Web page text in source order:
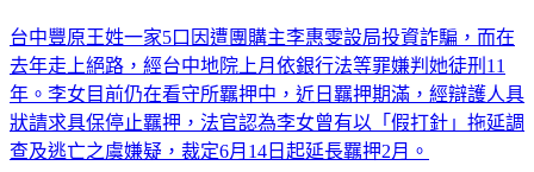
台中豐原王姓一家5口因遭團購主李惠雯設局投資詐騙，而在
去年走上絕路，經台中地院上月依銀行法等罪嫌判她徒刑11
年。李女目前仍在看守所羈押中，近日羈押期滿，經辯護人具
狀請求具保停止羈押，法官認為李女曾有以「假打針」拖延調
查及逃亡之虞嫌疑，裁定6月14日起延長羈押2月。